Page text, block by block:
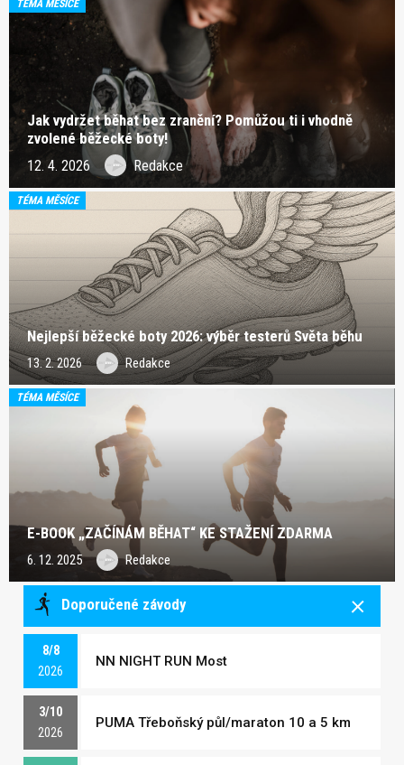
TÉMA MĚSÍCE
Jak vydržet běhat bez zranění? Pomůžou ti i vhodně
zvolené běžecké boty!
12. 4. 2026 Redakce
TÉMA MĚSÍCE
Nejlepší běžecké boty 2026: výběr testerů Světa běhu
13. 2. 2026 Redakce
TÉMA MĚSÍCE
E-BOOK „ZAČÍNÁM BĚHAT“ KE STAŽENÍ ZDARMA
6. 12. 2025 Redakce
Doporučené závody
8/8
2026
NN NIGHT RUN Most
3/10
2026
PUMA Třeboňský půl/maraton 10 a 5 km